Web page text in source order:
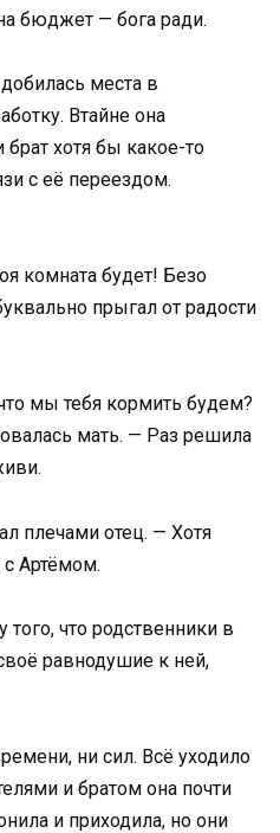
бюджет — бога ради.
места в
Втайне она
брат хотя бы какое-то
с её переездом.
комната будет! Безо
прыгал от радости
мы тебя кормить будем?
мать. — Раз решила
плечами отец. — Хотя
Артёмом.
того, что родственники в
равнодушие к ней,
ни сил. Всё уходило
и братом она почти
и приходила, но они